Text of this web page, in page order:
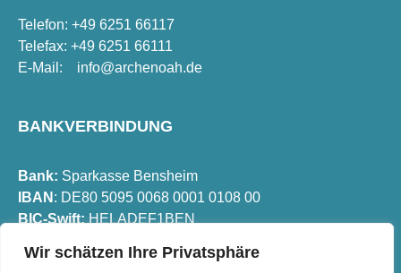
Wir schätzen Ihre Privatsphäre
Telefon: +49 6251 66117
Telefax: +49 6251 66111
E-Mail: info@archenoah.de
BANKVERBINDUNG
Bank: Sparkasse Bensheim
IBAN : DE80 5095 0068 0001 0108 00
BIC-Swift: HELADEF1BEN